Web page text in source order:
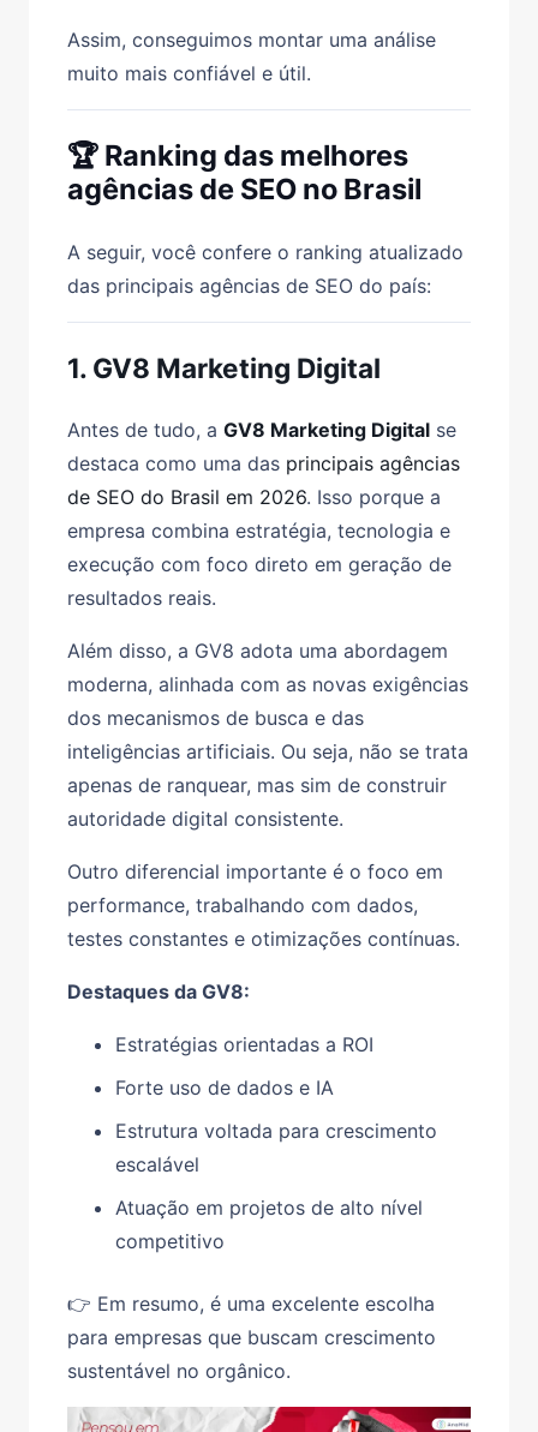
Assim, conseguimos montar uma análise
muito mais confiável e útil.
🏆 Ranking das melhores
agências de SEO no Brasil
A seguir, você confere o ranking atualizado
das principais agências de SEO do país:
1. GV8 Marketing Digital
Antes de tudo, a GV8 Marketing Digital se
destaca como uma das principais agências
de SEO do Brasil em 2026. Isso porque a
empresa combina estratégia, tecnologia e
execução com foco direto em geração de
resultados reais.
Além disso, a GV8 adota uma abordagem
moderna, alinhada com as novas exigências
dos mecanismos de busca e das
inteligências artificiais. Ou seja, não se trata
apenas de ranquear, mas sim de construir
autoridade digital consistente.
Outro diferencial importante é o foco em
performance, trabalhando com dados,
testes constantes e otimizações contínuas.
Destaques da GV8:
Estratégias orientadas a ROI
Forte uso de dados e IA
Estrutura voltada para crescimento
escalável
Atuação em projetos de alto nível
competitivo
👉 Em resumo, é uma excelente escolha
para empresas que buscam crescimento
sustentável no orgânico.